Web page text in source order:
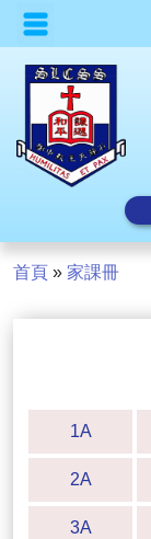
首頁 » 家課冊
1A
2A
3A